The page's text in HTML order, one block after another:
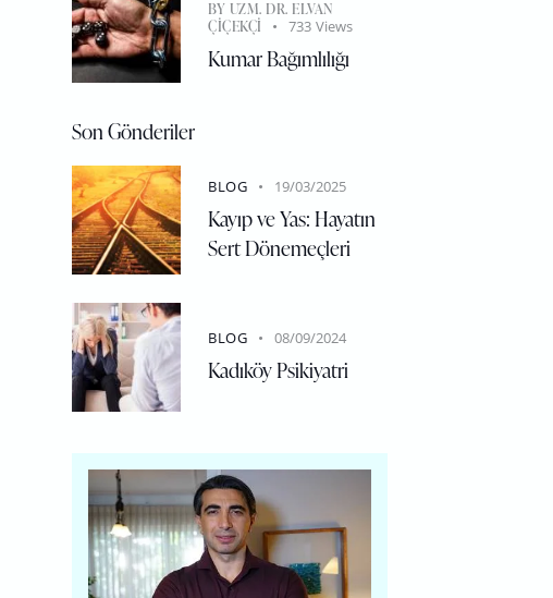
BY UZM. DR. ELVAN
ÇIÇEKÇI
733 Views
Kumar Bağımlılığı
Son Gönderiler
BLOG 19/03/2025
Kayıp ve Yas: Hayatın
Sert Dönemeçleri
BLOG 08/09/2024
Kadıköy Psikiyatri